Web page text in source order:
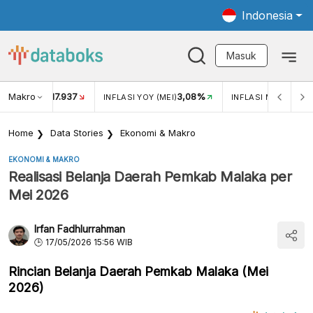
Indonesia
Masuk
Makro
USD/IDR 17.937 INFLASI YOY (MEI)3,08% INFLASI MOM (MEI)
Home Data Stories Ekonomi & Makro
EKONOMI & MAKRO
Realisasi Belanja Daerah Pemkab Malaka per
Mei 2026
Irfan Fadhlurrahman
17/05/2026 15:56 WIB
Rincian Belanja Daerah Pemkab Malaka (Mei
2026)